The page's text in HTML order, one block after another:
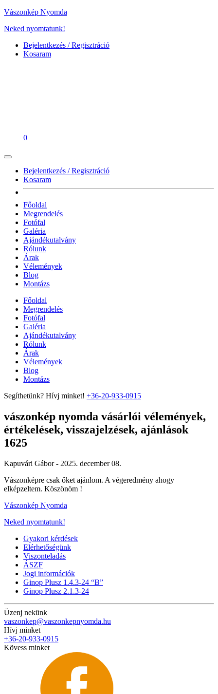
Vászonkép Nyomda
Neked nyomtatunk!
Bejelentkezés / Regisztráció
Kosaram
0
Bejelentkezés / Regisztráció
Kosaram
Főoldal
Megrendelés
Fotófal
Galéria
Ajándékutalvány
Rólunk
Árak
Vélemények
Blog
Montázs
Főoldal
Megrendelés
Fotófal
Galéria
Ajándékutalvány
Rólunk
Árak
Vélemények
Blog
Montázs
Segíthetünk? Hívj minket! +36-20-933-0915
vászonkép nyomda vásárlói vélemények,
értékelések, visszajelzések, ajánlások
1625
Kapuvári Gábor - 2025. december 08.
Vászonképre csak őket ajánlom. A végeredmény ahogy
elképzeltem. Köszönöm !
Vászonkép Nyomda
Neked nyomtatunk!
Gyakori kérdések
Elérhetőségünk
Viszonteladás
ÁSZF
Jogi információk
Ginop Plusz 1.4.3-24 “B”
Ginop Plusz 2.1.3-24
Üzenj nekünk
vaszonkep@vaszonkepnyomda.hu
Hívj minket
+36-20-933-0915
Kövess minket